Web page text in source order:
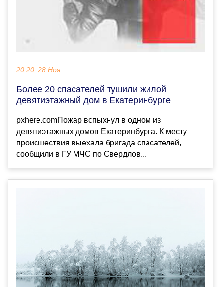
20:20, 28 Ноя
Более 20 спасателей тушили жилой
девятиэтажный дом в Екатеринбурге
pxhere.comПожар вспыхнул в одном из
девятиэтажных домов Екатеринбурга. К месту
происшествия выехала бригада спасателей,
сообщили в ГУ МЧС по Свердлов...